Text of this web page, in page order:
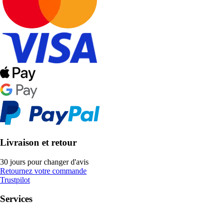
Livraison et retour
30 jours pour changer d'avis
Retournez votre commande
Trustpilot
Services